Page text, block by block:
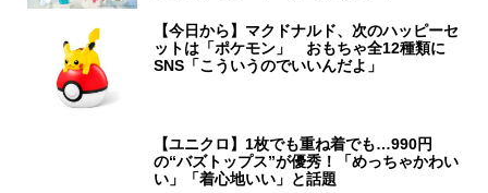
【今日から】マクドナルド、次のハッピーセ
ットは「ポケモン」 おもちゃ全12種類に
SNS「こういうのでいいんだよ」
【ユニクロ】1枚でも重ね着でも…990円
の“バズトップス”が優秀！「めっちゃかわい
い」「着心地いい」と話題